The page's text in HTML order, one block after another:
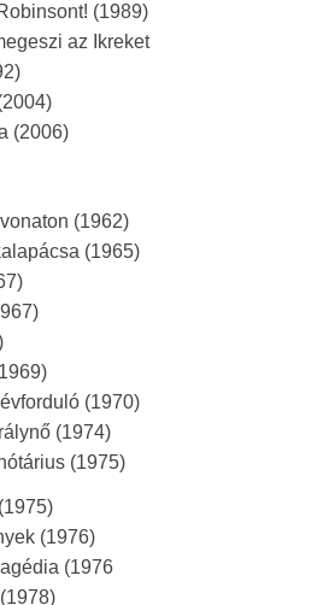
(1989)
az Ikreket
(2006)
(1962)
(1965)
(1970)
(1974)
(1975)
(1976)
(1976